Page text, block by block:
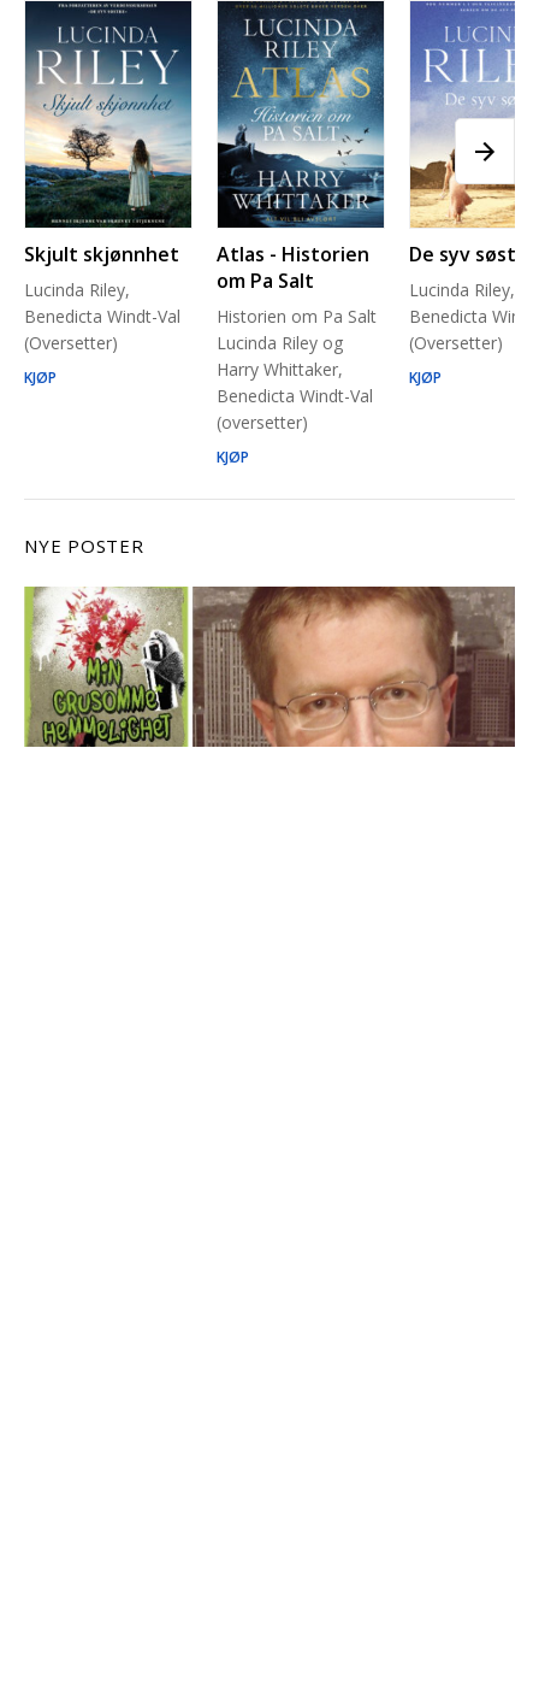
Skjult skjønnhet
Lucinda Riley,
Benedicta Windt-Val
(Oversetter)
KJØP
Atlas - Historien
om Pa Salt
Historien om Pa Salt
Lucinda Riley og
Harry Whittaker,
Benedicta Windt-Val
(oversetter)
KJØP
De syv søstre
Lucinda Riley,
Benedicta
(Oversetter)
KJØP
NYE POSTER